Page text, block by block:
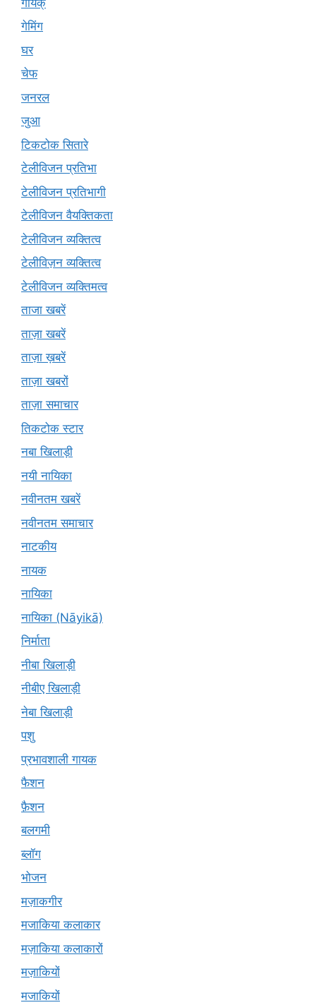
गेमिंग
घर
चेफ
जनरल
जुआ
टिकटोक सितारे
टेलीविजन प्रतिभा
टेलीविजन प्रतिभागी
टेलीविजन वैयक्तिकता
टेलीविजन व्यक्तित्व
टेलीविज़न व्यक्तित्व
टेलीविजन व्यक्तिमत्व
ताजा खबरें
ताज़ा खबरें
ताज़ा ख़बरें
ताज़ा खबरों
ताज़ा समाचार
तिकटोक स्टार
नबा खिलाड़ी
नयी नायिका
नवीनतम खबरें
नवीनतम समाचार
नाटकीय
नायक
नायिका
नायिका (Nāyikā)
निर्माता
नीबा खिलाड़ी
नीबीए खिलाड़ी
नेबा खिलाड़ी
पशु
प्रभावशाली गायक
फैशन
फ़ैशन
बलगमी
ब्लॉग
भोजन
मज़ाकगीर
मजाकिया कलाकार
मज़ाकिया कलाकारों
मज़ाकियों
मजाकियों